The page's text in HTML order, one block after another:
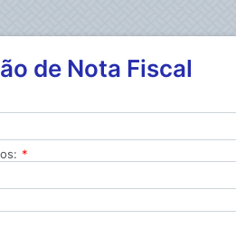
de Nota Fiscal
*